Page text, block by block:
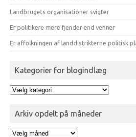
Landbrugets organisationer svigter
Er politikere mere fjender end venner
Er affolkningen af landdistrikterne politisk
Kategorier for blogindlæg
Kategorier
Arkiv opdelt på måneder
Arkiv